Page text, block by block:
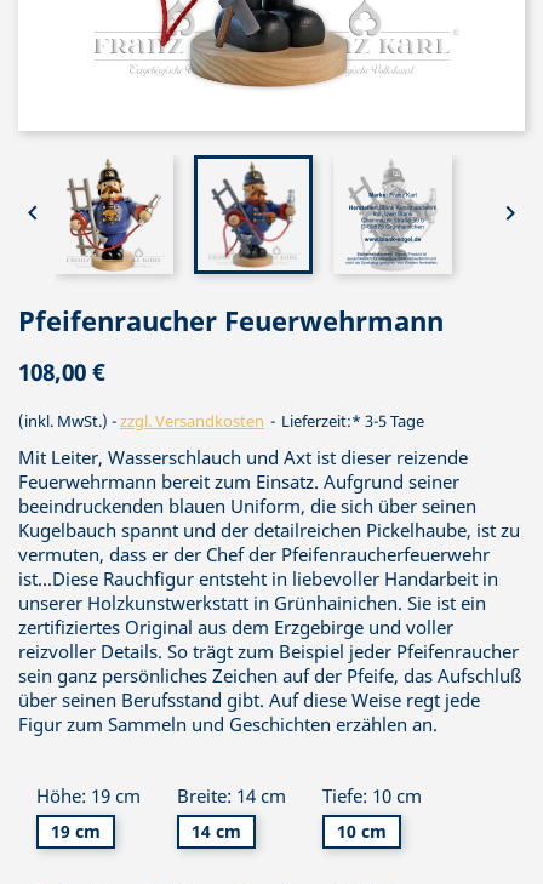
 
Pfeifenraucher Feuerwehrmann
108,00 €
(inkl. MwSt.) zzgl. Versandkosten Lieferzeit:* 3-5 Tage
Mit Leiter, Wasserschlauch und Axt ist dieser reizende
Feuerwehrmann bereit zum Einsatz. Aufgrund seiner
beeindruckenden blauen Uniform, die sich über seinen
Kugelbauch spannt und der detailreichen Pickelhaube, ist zu
vermuten, dass er der Chef der Pfeifenraucherfeuerwehr
ist...Diese Rauchfigur entsteht in liebevoller Handarbeit in
unserer Holzkunstwerkstatt in Grünhainichen. Sie ist ein
zertifiziertes Original aus dem Erzgebirge und voller
reizvoller Details. So trägt zum Beispiel jeder Pfeifenraucher
sein ganz persönliches Zeichen auf der Pfeife, das Aufschluß
über seinen Berufsstand gibt. Auf diese Weise regt jede
Figur zum Sammeln und Geschichten erzählen an.
Höhe: 19 cm
19 cm
Breite: 14 cm
14 cm
Tiefe: 10 cm
10 cm